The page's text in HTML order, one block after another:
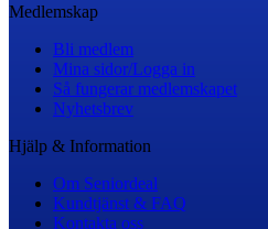
Medlemskap
Bli medlem
Mina sidor/Logga in
Så fungerar medlemskapet
Nyhetsbrev
Hjälp & Information
Om Seniordeal
Kundtjänst & FAQ
Kontakta oss